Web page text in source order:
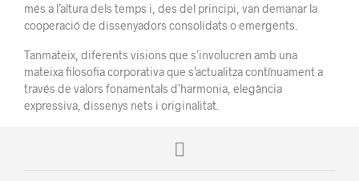
més a l’altura dels temps i, des del principi, van demanar la
cooperació de dissenyadors consolidats o emergents.
Tanmateix, diferents visions que s’involucren amb una
mateixa filosofia corporativa que s’actualitza contínuament a
través de valors fonamentals d’harmonia, elegància
expressiva, dissenys nets i originalitat.